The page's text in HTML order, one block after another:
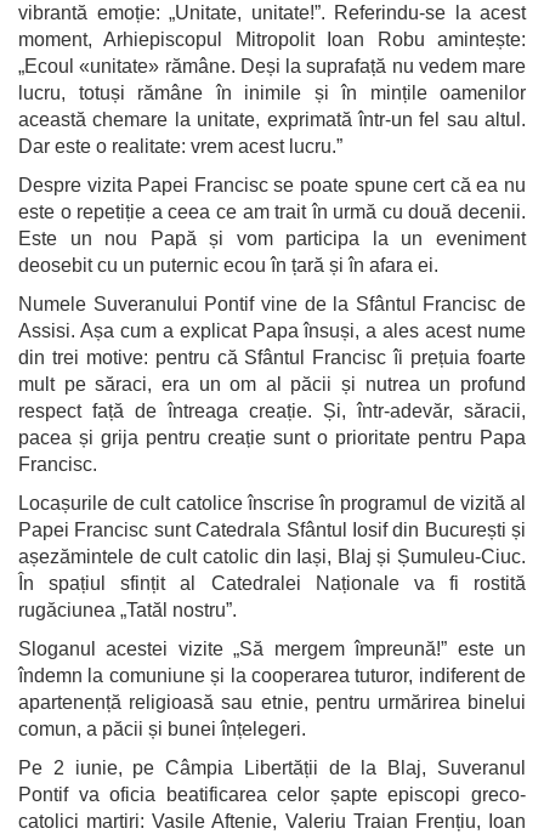
vibrantă emoție: „Unitate, unitate!”. Referindu-se la acest
moment, Arhiepiscopul Mitropolit Ioan Robu amintește:
„Ecoul «unitate» rămâne. Deși la suprafață nu vedem mare
lucru, totuși rămâne în inimile și în mințile oamenilor
această chemare la unitate, exprimată într-un fel sau altul.
Dar este o realitate: vrem acest lucru.”
Despre vizita Papei Francisc se poate spune cert că ea nu
este o repetiție a ceea ce am trait în urmă cu două decenii.
Este un nou Papă și vom participa la un eveniment
deosebit cu un puternic ecou în țară și în afara ei.
Numele Suveranului Pontif vine de la Sfântul Francisc de
Assisi. Așa cum a explicat Papa însuși, a ales acest nume
din trei motive: pentru că Sfântul Francisc îi prețuia foarte
mult pe săraci, era un om al păcii și nutrea un profund
respect față de întreaga creație. Și, într-adevăr, săracii,
pacea și grija pentru creație sunt o prioritate pentru Papa
Francisc.
Locașurile de cult catolice înscrise în programul de vizită al
Papei Francisc sunt Catedrala Sfântul Iosif din București și
așezămintele de cult catolic din Iași, Blaj și Șumuleu-Ciuc.
În spațiul sfințit al Catedralei Naționale va fi rostită
rugăciunea „Tatăl nostru”.
Sloganul acestei vizite „Să mergem împreună!” este un
îndemn la comuniune și la cooperarea tuturor, indiferent de
apartenență religioasă sau etnie, pentru urmărirea binelui
comun, a păcii și bunei înțelegeri.
Pe 2 iunie, pe Câmpia Libertății de la Blaj, Suveranul
Pontif va oficia beatificarea celor șapte episcopi greco-
catolici martiri: Vasile Aftenie, Valeriu Traian Frențiu, Ioan